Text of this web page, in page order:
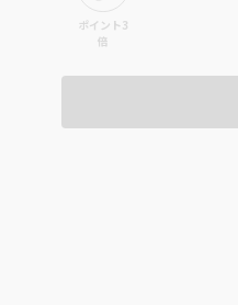
ポイント3
倍